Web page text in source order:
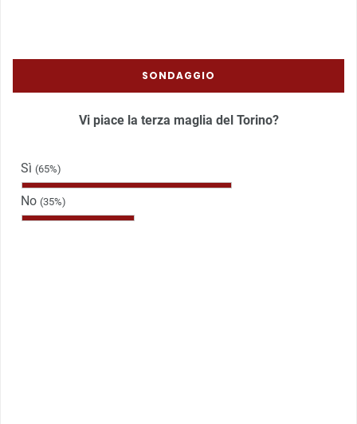
SONDAGGIO
Vi piace la terza maglia del Torino?
Sì (65%)
No (35%)